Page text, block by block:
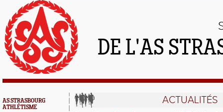
DE L'AS
AS STRASBOURG
ATHLÉTISME
ACTUALITÉS